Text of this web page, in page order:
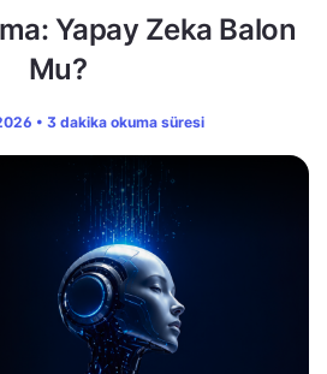
Yapay Zeka Balon
Mu?
• 3 dakika okuma süresi